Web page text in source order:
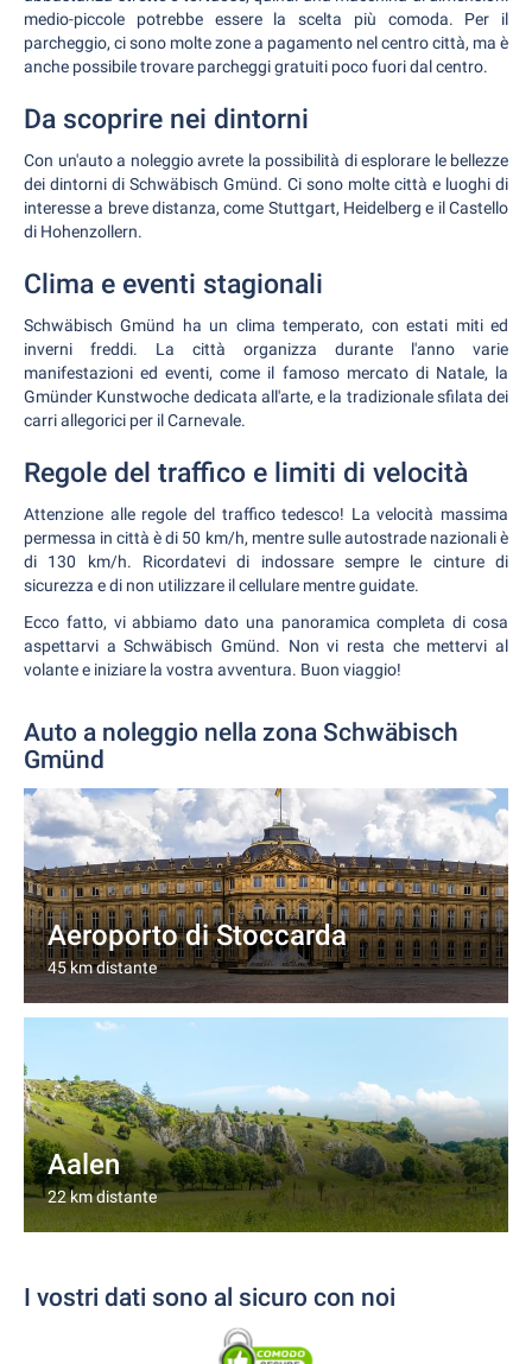
medio-piccole potrebbe essere la scelta più comoda. Per il
parcheggio, ci sono molte zone a pagamento nel centro città, ma è
anche possibile trovare parcheggi gratuiti poco fuori dal centro.
Da scoprire nei dintorni
Con un'auto a noleggio avrete la possibilità di esplorare le bellezze
dei dintorni di Schwäbisch Gmünd. Ci sono molte città e luoghi di
interesse a breve distanza, come Stuttgart, Heidelberg e il Castello
di Hohenzollern.
Clima e eventi stagionali
Schwäbisch Gmünd ha un clima temperato, con estati miti ed
inverni freddi. La città organizza durante l'anno varie
manifestazioni ed eventi, come il famoso mercato di Natale, la
Gmünder Kunstwoche dedicata all'arte, e la tradizionale sfilata dei
carri allegorici per il Carnevale.
Regole del traffico e limiti di velocità
Attenzione alle regole del traffico tedesco! La velocità massima
permessa in città è di 50 km/h, mentre sulle autostrade nazionali è
di 130 km/h. Ricordatevi di indossare sempre le cinture di
sicurezza e di non utilizzare il cellulare mentre guidate.
Ecco fatto, vi abbiamo dato una panoramica completa di cosa
aspettarvi a Schwäbisch Gmünd. Non vi resta che mettervi al
volante e iniziare la vostra avventura. Buon viaggio!
Auto a noleggio nella zona Schwäbisch
Gmünd
Aeroporto di Stoccarda
45 km distante
Aalen
22 km distante
I vostri dati sono al sicuro con noi